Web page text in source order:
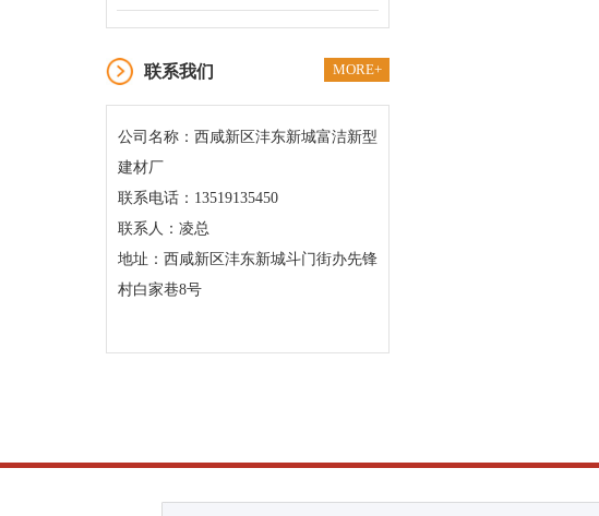
联系我们 MORE+
公司名称：西咸新区沣东新城富洁新型
建材厂
联系电话：13519135450
联系人：凌总
地址： 西咸新区沣东新城斗门街办先锋
村白家巷8号